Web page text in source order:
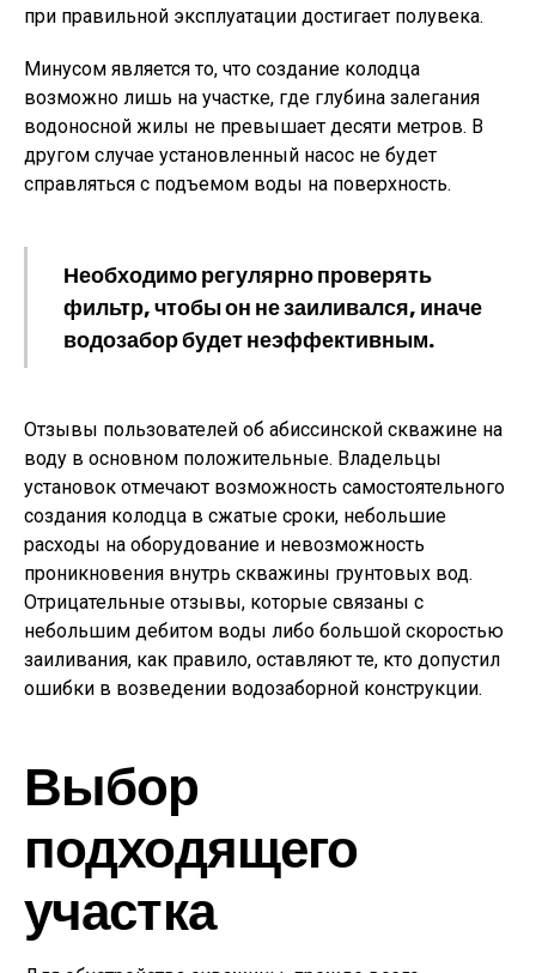
при правильной эксплуатации достигает полувека.
Минусом является то, что создание колодца
возможно лишь на участке, где глубина залегания
водоносной жилы не превышает десяти метров. В
другом случае установленный насос не будет
справляться с подъемом воды на поверхность.
Необходимо регулярно проверять
фильтр, чтобы он не заиливался, иначе
водозабор будет неэффективным.
Отзывы пользователей об абиссинской скважине на
воду в основном положительные. Владельцы
установок отмечают возможность самостоятельного
создания колодца в сжатые сроки, небольшие
расходы на оборудование и невозможность
проникновения внутрь скважины грунтовых вод.
Отрицательные отзывы, которые связаны с
небольшим дебитом воды либо большой скоростью
заиливания, как правило, оставляют те, кто допустил
ошибки в возведении водозаборной конструкции.
Выбор
подходящего
участка